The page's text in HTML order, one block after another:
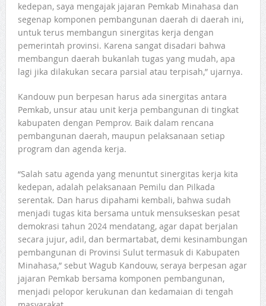
kedepan, saya mengajak jajaran Pemkab Minahasa dan
segenap komponen pembangunan daerah di daerah ini,
untuk terus membangun sinergitas kerja dengan
pemerintah provinsi. Karena sangat disadari bahwa
membangun daerah bukanlah tugas yang mudah, apa
lagi jika dilakukan secara parsial atau terpisah,” ujarnya.
Kandouw pun berpesan harus ada sinergitas antara
Pemkab, unsur atau unit kerja pembangunan di tingkat
kabupaten dengan Pemprov. Baik dalam rencana
pembangunan daerah, maupun pelaksanaan setiap
program dan agenda kerja.
“Salah satu agenda yang menuntut sinergitas kerja kita
kedepan, adalah pelaksanaan Pemilu dan Pilkada
serentak. Dan harus dipahami kembali, bahwa sudah
menjadi tugas kita bersama untuk mensukseskan pesat
demokrasi tahun 2024 mendatang, agar dapat berjalan
secara jujur, adil, dan bermartabat, demi kesinambungan
pembangunan di Provinsi Sulut termasuk di Kabupaten
Minahasa,” sebut Wagub Kandouw, seraya berpesan agar
jajaran Pemkab bersama komponen pembangunan,
menjadi pelopor kerukunan dan kedamaian di tengah